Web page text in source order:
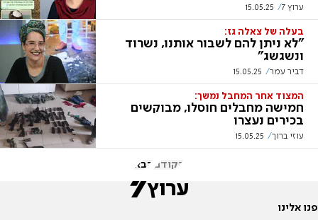
ערוץ 7 15.05.25
בעלה של צאלה גז:
"לא ניתן להם לשבור אותנו, נשרוד
ונשגשג"
דביר עמר 15.05.25
המצוד אחר המחבל נמשך:
חמישה מחבלים חוסלו, מבוקשים
בכירים נעצרו
עוזי ברוך 15.05.25
הקודם הבא
פנו אלינו